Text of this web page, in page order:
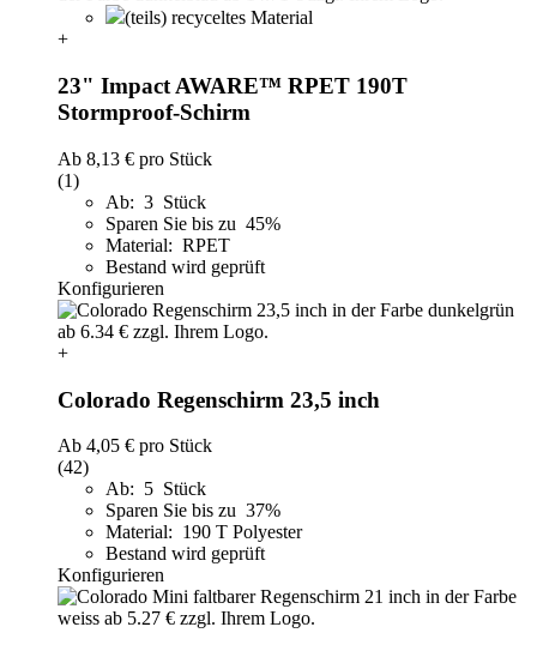
(teils) recyceltes Material
+
23" Impact AWARE™ RPET 190T
Stormproof-Schirm
Ab 8,13 € pro Stück
(1)
Ab: 3 Stück
Sparen Sie bis zu 45%
Material: RPET
Bestand wird geprüft
Konfigurieren
+
Colorado Regenschirm 23,5 inch
Ab 4,05 € pro Stück
(42)
Ab: 5 Stück
Sparen Sie bis zu 37%
Material: 190 T Polyester
Bestand wird geprüft
Konfigurieren